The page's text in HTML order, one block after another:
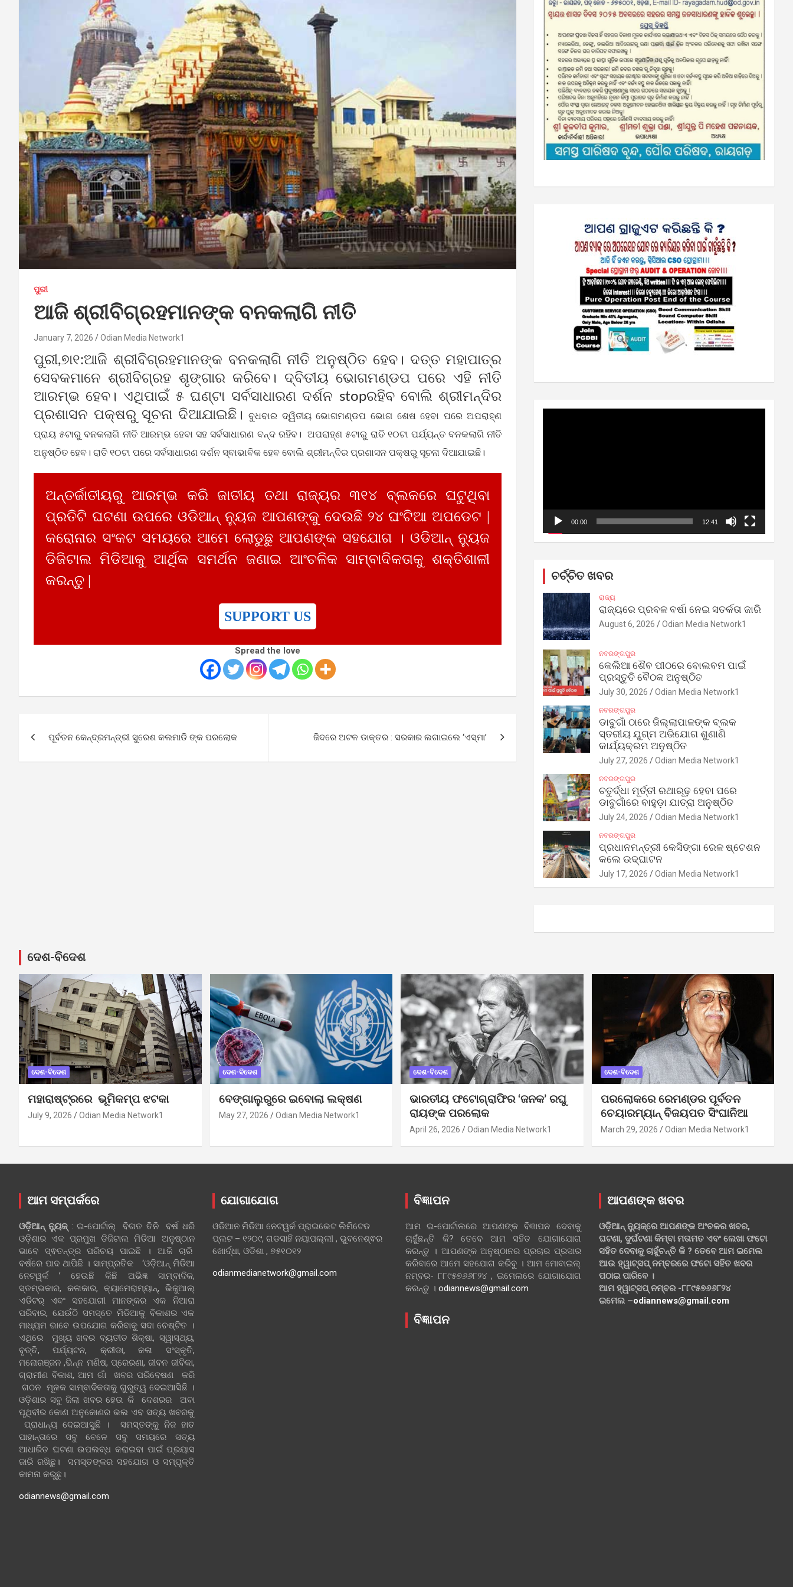
ପୁରୀ
ଆଜି ଶ୍ରୀବିଗ୍ରହମାନଙ୍କ ବନକଲାଗି ନୀତି
January 7, 2026 Odian Media Network1
ପୁରୀ,୭ା୧:ଆଜି ଶ୍ରୀବିଗ୍ରହମାନଙ୍କ ବନକଲାଗି ନୀତି ଅନୁଷ୍ଠିତ ହେବ। ଦତ୍ତ ମହାପାତ୍ର
ସେବକମାନେ ଶ୍ରୀବିଗ୍ରହ ଶୃଙ୍ଗାର କରିବେ। ଦ୍ବିତୀୟ ଭୋଗମଣ୍ଡପ ପରେ ଏହି ନୀତି
ଆରମ୍ଭ ହେବ। ଏଥିପାଇଁ ୫ ଘଣ୍ଟା ସର୍ବସାଧାରଣ ଦର୍ଶନ stopରହିବ ବୋଲି ଶ୍ରୀମନ୍ଦିର
ପ୍ରଶାସନ ପକ୍ଷରୁ ସୂଚନା ଦିଆଯାଇଛି।ବୁଧବାର ଦ୍ୱିତୀୟ ଭୋଗମଣ୍ଡପ ଭୋଗ ଶେଷ ହେବା ପରେ ଅପରାହ୍ଣ
ପ୍ରାୟ ୫ଟାରୁ ବନକଲାଗି ନୀତି ଆରମ୍ଭ ହେବା ସହ ସର୍ବସାଧାରଣ ବନ୍ଦ ରହିବ। ଅପରାହ୍ଣ ୫ଟାରୁ ରାତି ୧୦ଟା ପର୍ଯ୍ୟନ୍ତ ବନକଲାଗି ନୀତି
ଅନୁଷ୍ଠିତ ହେବ। ରାତି ୧୦ଟା ପରେ ସର୍ବସାଧାରଣ ଦର୍ଶନ ସ୍ବାଭାବିକ ହେବ ବୋଲି ଶ୍ରୀମନ୍ଦିର ପ୍ରଶାସନ ପକ୍ଷରୁ ସୂଚନା ଦିଆଯାଇଛି।
ଅନ୍ତର୍ଜାତୀୟରୁ ଆରମ୍ଭ କରି ଜାତୀୟ ତଥା ରାଜ୍ୟର ୩୧୪ ବ୍ଲକରେ ଘଟୁଥିବା
ପ୍ରତିଟି ଘଟଣା ଉପରେ ଓଡିଆନ୍ ନ୍ୟୁଜ ଆପଣଙ୍କୁ ଦେଉଛି ୨୪ ଘଂଟିଆ ଅପଡେଟ |
କରୋନାର ସଂକଟ ସମୟରେ ଆମେ ଲୋଡୁଛୁ ଆପଣଙ୍କ ସହଯୋଗ । ଓଡିଆନ୍ ନ୍ୟୁଜ
ଡିଜିଟାଲ ମିଡିଆକୁ ଆର୍ଥିକ ସମର୍ଥନ ଜଣାଇ ଆଂଚଳିକ ସାମ୍ବାଦିକତାକୁ ଶକ୍ତିଶାଳୀ
କରନ୍ତୁ |
SUPPORT US
Spread the love
navigation
ପୂର୍ବତନ କେନ୍ଦ୍ରମନ୍ତ୍ରୀ ସୁରେଶ କଲମାଡି ଙ୍କ ପରଲୋକ ଜିଦରେ ଅଟଳ ଡାକ୍ତର : ସରକାର ଲଗାଇଲେ ‘ଏସ୍‌ମା’
00:00 12:41
ଚର୍ଚ୍ଚିତ ଖବର
ରାଜ୍ୟ
ରାଜ୍ୟରେ ପ୍ରବଳ ବର୍ଷା ନେଇ ସତର୍କତା ଜାରି
August 6, 2026 Odian Media Network1
ନବରଙ୍ଗପୁର
କେଲିଆ ଶୈବ ପୀଠରେ ବୋଲବମ ପାଇଁ
ପ୍ରସ୍ତୁତି ବୈଠକ ଅନୁଷ୍ଠିତ
July 30, 2026 Odian Media Network1
ନବରଙ୍ଗପୁର
ଡାବୁଗାଁ ଠାରେ ଜିଲ୍ଲାପାଳଙ୍କ ବ୍ଲକ
ସ୍ତରୀୟ ଯୁଗ୍ମ ଅଭିଯୋଗ ଶୁଣାଣି
କାର୍ଯ୍ୟକ୍ରମ ଅନୁଷ୍ଠିତ
July 27, 2026 Odian Media Network1
ନବରଙ୍ଗପୁର
ଚତୁର୍ଦ୍ଧା ମୂର୍ତ୍ତୀ ରଥାରୂଢ଼ ହେବା ପରେ
ଡାବୁଗାଁରେ ବାହୁଡ଼ା ଯାତ୍ରା ଅନୁଷ୍ଠିତ
July 24, 2026 Odian Media Network1
ନବରଙ୍ଗପୁର
ପ୍ରଧାନମନ୍ତ୍ରୀ କେସିଙ୍ଗା ରେଳ ଷ୍ଟେଶନ
କଲେ ଉଦ୍‌ଘାଟନ
July 17, 2026 Odian Media Network1
ଦେଶ-ବିଦେଶ
ଦେଶ-ବିଦେଶ
ମହାରାଷ୍ଟ୍ରରେ ଭୂମିକମ୍ପ ଝଟକା
July 9, 2026 Odian Media Network1
ଦେଶ-ବିଦେଶ
ବେଙ୍ଗାଲୁରୁରେ ଇବୋଲା ଲକ୍ଷଣ
May 27, 2026 Odian Media Network1
ଦେଶ-ବିଦେଶ
ଭାରତୀୟ ଫଟୋଗ୍ରାଫିର ‘ଜନକ’ ରଘୁ
ରାୟଙ୍କ ପରଲୋକ
April 26, 2026 Odian Media Network1
ଦେଶ-ବିଦେଶ
ପରଲୋକରେ ରେମଣ୍ଡର ପୂର୍ବତନ
ଚେୟାରମ୍ୟାନ୍ ବିଜୟପତ ସିଂଘାନିଆ
March 29, 2026 Odian Media Network1
ଆମ ସମ୍ପର୍କରେ
ଓଡ଼ିଆନ୍‍ ନ୍ୟୁଜ୍‍: ଇ-ପୋର୍ଟାଲ୍ ବିଗତ ତିନି ବର୍ଷ ଧରି
ଓଡ଼ିଶାର ଏକ ପ୍ରମୁଖ ଡିଜିଟାଲ ମିଡିଆ ଅନୁଷ୍ଠାନ
ଭାବେ ସ୍ଵତନ୍ତ୍ର ପରିଚୟ ପାଇଛି । ଆଜି ଚାରି
ବର୍ଷରେ ପାଦ ଥାପିଛି । ସାମ୍ପ୍ରତିକ ‘ଓଡ଼ିଆନ୍‍ ମିଡିଆ
ନେଟୱର୍କ ’ ହେଉଛି କିଛି ଅଭିଜ୍ଞ ସାମ୍ବାଦିକ,
ସ୍ତମ୍ଭକାର, କଳାକାର, କ୍ୟାମେରାମ୍ୟାନ୍, ଭିଜୁଆଲ୍
ଏଡିଟର୍ ଏବଂ ସହଯୋଗୀ ମାନଙ୍କର ଏକ ନିଆରା
ପରିବାର, ଯେଉଁଠି ସମସ୍ତେ ମିଡିଆକୁ ବିକାଶର ଏକ
ମାଧ୍ୟମ ଭାବେ ଉପଯୋଗ କରିବାକୁ ସଦା ଚେଷ୍ଟିତ ।
ଏଥିରେ ମୁଖ୍ୟ ଖବର ବ୍ୟତୀତ ଶିକ୍ଷା, ସ୍ୱାସ୍ଥ୍ୟ,
ବୃତ୍ତି, ପର୍ଯ୍ୟଟନ, କ୍ରୀଡା, କଳା ସଂସ୍କୃତି,
ମନୋରଞ୍ଜନ ,ଭିନ୍ନ ମଣିଷ, ପ୍ରେରଣା, ଜୀବନ ଜୀବିକା,
ଗ୍ରାମୀଣ ବିକାଶ, ଆମ ଗାଁ ଖବର ପରିବେଷଣ କରି
ଗଠନ ମୂଳକ ସାମ୍ବାଦିକତାକୁ ଗୁରୁତ୍ୱ ଦେଇଆସିଛି ।
ଓଡ଼ିଶାର ସବୁ ଜିଲା ଖବର ହେଉ କି ଦେଶରର ଅବା
ପୃଥିବୀର କୋଣ ଅନୁକୋଣର ଭଲ ଏବ ସତ୍ୟ ଖବରକୁ
ପ୍ରାଧାନ୍ୟ ଦେଇଆସୁଛି । ସମସ୍ତଙ୍କୁ ନିଜ ହାତ
ପାହାନ୍ତାରେ ସବୁ ବେଳେ ସବୁ ସମୟରେ ସତ୍ୟ
ଆଧାରିତ ଘଟଣା ଉପଲବ୍ଧ କରାଇବା ପାଇଁ ପ୍ରୟାସ
ଜାରି ରଖିଛୁ। ସମସ୍ତଙ୍କର ସହଯୋଗ ଓ ସମ୍ପୃକ୍ତି
କାମନା କରୁଛୁ।
odiannews@gmail.com
ଯୋଗାଯୋଗ
ଓଡିଆନ ମିଡିଆ ନେଟୱର୍କ ପ୍ରାଇଭେଟ ଲିମିଟେଡ
ପ୍ଲଟ – ୧୨୦୯, ଗଡସାହି ନୟାପଲ୍ଲୀ , ଭୁବନେଶ୍ଵର
ଖୋର୍ଦ୍ଧା, ଓଡିଶା , ୭୫୧୦୧୨
odianmedianetwork@gmail.com
ବିଜ୍ଞାପନ
ଆମ ଇ-ପୋର୍ଟାଲରେ ଆପଣଙ୍କ ବିଜ୍ଞାପନ ଦେବାକୁ
ଚାହୁଁଛନ୍ତି କି? ତେବେ ଆମ ସହିତ ଯୋଗାଯୋଗ
କରନ୍ତୁ । ଆପଣଙ୍କ ଅନୁଷ୍ଠାନର ପ୍ରଚାର ପ୍ରସାର
କରିବାରେ ଆମେ ସହଯୋଗ କରିବୁ । ଆମ ମୋବାଇଲ୍
ନମ୍ବର- ୮୮୯୫୭୬୬୮୨୪ , ଇମେଲରେ ଯୋଗାଯୋଗ
କରନ୍ତୁ । odiannews@gmail.com
ବିଜ୍ଞାପନ
ଆପଣଙ୍କ ଖବର
ଓଡ଼ିଆନ୍ ନ୍ୟୁଜ୍‌ରେ ଆପଣଙ୍କ ଅଂଚଳର ଖବର,
ଘଟଣା, ଦୁର୍ଘଟଣା କିମ୍ବା ମତାମତ ଏବଂ ଲେଖା ଫଟୋ
ସହିତ ଦେବାକୁ ଚାହୁଁଚନ୍ତି କି ? ତେବେ ଆମ ଇମେଲ
ଆଉ ହ୍ୱାଟ୍‌ସପ୍ ନମ୍ବରରେ ଫଟୋ ସହିତ ଖବର
ପଠାଇ ପାରିବେ ।
ଆମ ହ୍ୱାଟ୍‌ସପ୍ ନମ୍ବର -୮୮୯୫୭୬୬୮୨୪
ଇମେଲ –odiannews@gmail.com